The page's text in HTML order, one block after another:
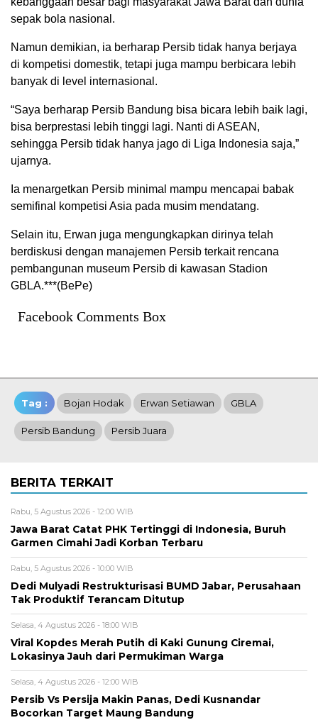
sepak bola nasional.
Namun demikian, ia berharap Persib tidak hanya berjaya
di kompetisi domestik, tetapi juga mampu berbicara lebih
banyak di level internasional.
“Saya berharap Persib Bandung bisa bicara lebih baik lagi,
bisa berprestasi lebih tinggi lagi. Nanti di ASEAN,
sehingga Persib tidak hanya jago di Liga Indonesia saja,”
ujarnya.
Ia menargetkan Persib minimal mampu mencapai babak
semifinal kompetisi Asia pada musim mendatang.
Selain itu, Erwan juga mengungkapkan dirinya telah
berdiskusi dengan manajemen Persib terkait rencana
pembangunan museum Persib di kawasan Stadion
GBLA.***(BePe)
Facebook Comments Box
Tag : Bojan Hodak Erwan Setiawan GBLA
Persib Bandung Persib Juara
BERITA TERKAIT
Rabu, 5 Agustus 2026 - 12:00 WIB
Jawa Barat Catat PHK Tertinggi di Indonesia, Buruh
Garmen Cimahi Jadi Korban Terbaru
Rabu, 5 Agustus 2026 - 10:00 WIB
Dedi Mulyadi Restrukturisasi BUMD Jabar, Perusahaan
Tak Produktif Terancam Ditutup
Selasa, 4 Agustus 2026 - 18:00 WIB
Viral Kopdes Merah Putih di Kaki Gunung Ciremai,
Lokasinya Jauh dari Permukiman Warga
Selasa, 4 Agustus 2026 - 12:00 WIB
Persib Vs Persija Makin Panas, Dedi Kusnandar
Bocorkan Target Maung Bandung